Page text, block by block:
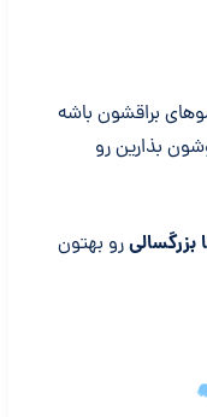
براقشون باشه
بذارین رو
رو بهتون